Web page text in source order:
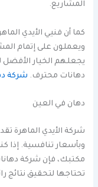
المشاريع.
كما أن فنيي الأيدي
ويعملون على إتمام
يجعلهم الخيار الأفضل
دهانات محترف. شركة
دهان في العين
شركة الأيدي الماهرة
وبأسعار تنافسية. إذا
مكتبك، فإن شركة
تحتاجها لتحقيق نتائج